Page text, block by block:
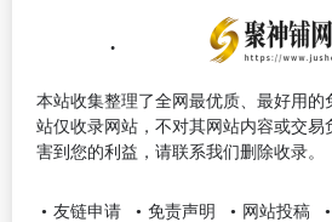
本站收集整理了全网最优质、最好用的
站仅收录网站，不对其网站内容或交易
害到您的利益，请联系我们删除收录。
友链申请 免责声明 网站投稿